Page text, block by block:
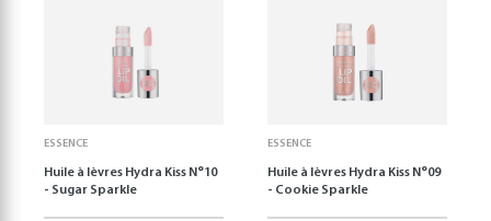
ESSENCE
Huile à lèvres Hydra Kiss N°10
- Sugar Sparkle
ESSENCE
Huile à lèvres Hydra Kiss N°09
- Cookie Sparkle